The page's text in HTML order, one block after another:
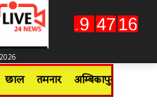
छाल तमनार अम्बिकापुर